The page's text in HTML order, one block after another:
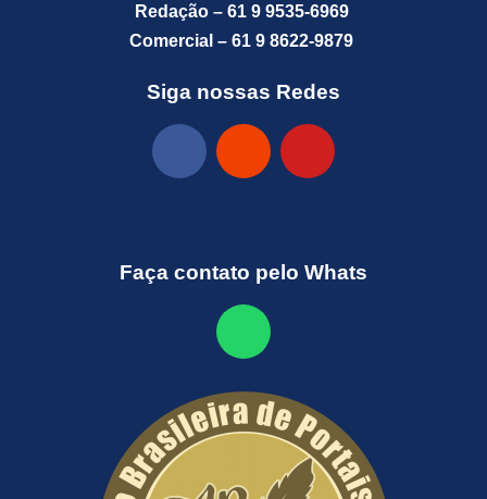
Redação – 61 9 9535-6969
Comercial – 61 9 8622-9879
Siga nossas Redes
Faça contato pelo Whats